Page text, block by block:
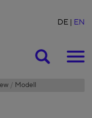
DE EN
Modell